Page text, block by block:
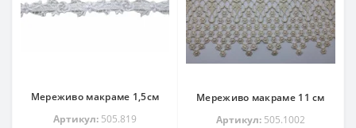
Мереживо макраме 1,5см
Артикул: 505.819
Мереживо макраме 11 см
Артикул: 505.1002